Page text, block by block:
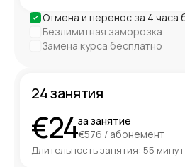
Отмена и перенос за 4 часа
Безлимитная заморозка
Замена курса бесплатно
24 занятия
€24за занятие
€576 / абонемент
Длительность занятия: 55 минут